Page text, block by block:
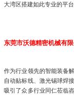
大湾区搭建如此专业的平
东莞市沃德精密机械有限
作为行业领先的智能装备
自动贴标线、激光锡球焊
吸引了众多行业同仁莅临